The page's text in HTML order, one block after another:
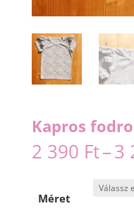
Kapros
2 390 Ft–3
Méret